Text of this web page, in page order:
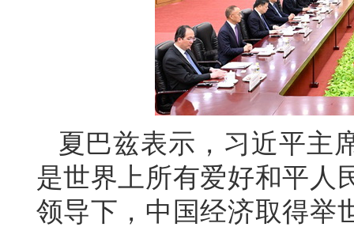
夏巴兹表示，习近平主
是世界上所有爱好和平人
领导下，中国经济取得举